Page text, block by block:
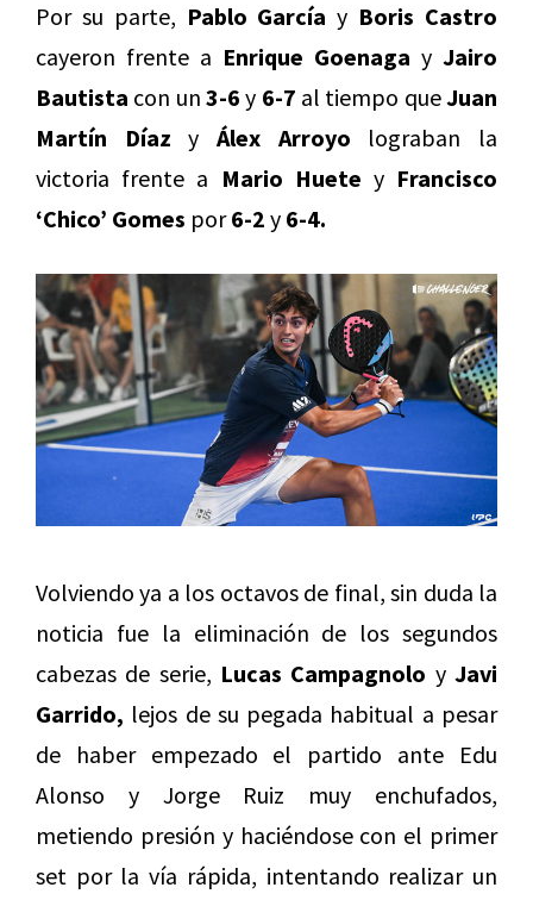
Por su parte, Pablo García y Boris Castro
cayeron frente a Enrique Goenaga y Jairo
Bautista con un 3-6 y 6-7 al tiempo queJuan
Martín Díaz yÁlex Arroyo lograban la
victoria frente a Mario Huete y Francisco
‘Chico’ Gomes por6-2 y 6-4.
Volviendo ya a los octavos de final, sin duda la
noticia fue la eliminación de los segundos
cabezas de serie, Lucas Campagnolo yJavi
Garrido, lejos de su pegada habitual a pesar
de haber empezado el partido ante Edu
Alonso y Jorge Ruiz muy enchufados,
metiendo presión y haciéndose con el primer
set por la vía rápida, intentando realizar un